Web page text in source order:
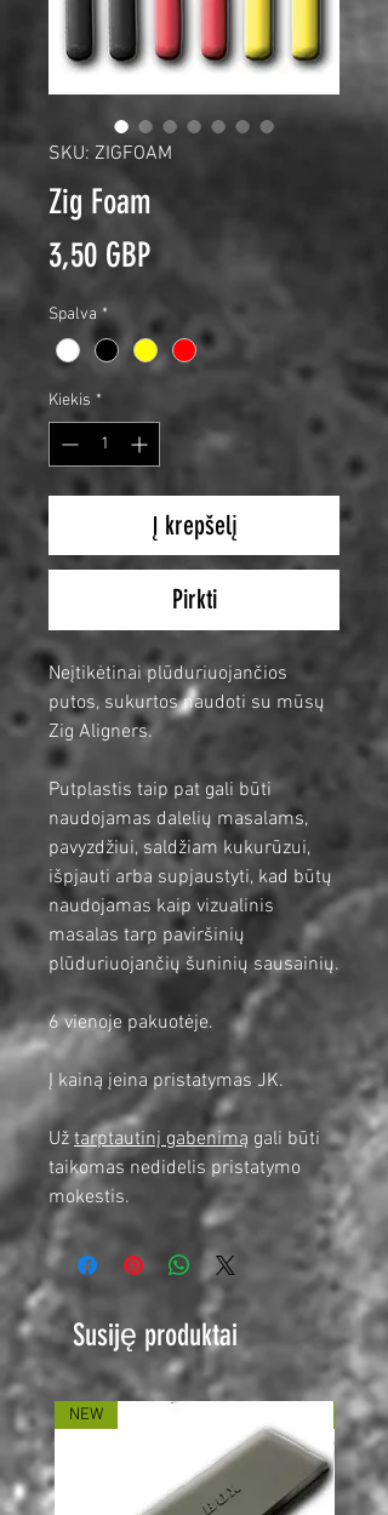
SKU: ZIGFOAM
Zig Foam
3,50 GBPPrice
Spalva *
Kiekis *
Į krepšelį
Pirkti
Neįtikėtinai plūduriuojančios
putos, sukurtos naudoti su mūsų
Zig Aligners.
Putplastis taip pat gali būti
naudojamas dalelių masalams,
pavyzdžiui, saldžiam kukurūzui,
išpjauti arba supjaustyti, kad būtų
naudojamas kaip vizualinis
masalas tarp paviršinių
plūduriuojančių šuninių sausainių.
6 vienoje pakuotėje.
Į kainą įeina pristatymas JK.
Už tarptautinį gabenimą gali būti
taikomas nedidelis pristatymo
mokestis.
Susiję produktai
NEW NEW